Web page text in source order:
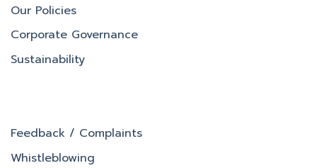
Our Policies
Corporate Governance
Sustainability
Feedback / Complaints
Whistleblowing